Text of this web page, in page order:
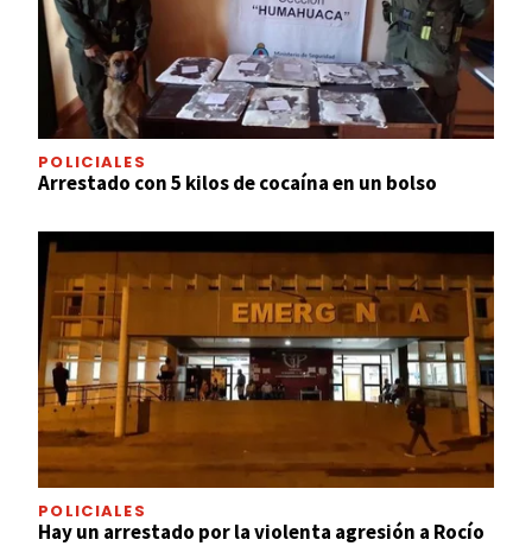
POLICIALES
Arrestado con 5 kilos de cocaína en un bolso
POLICIALES
Hay un arrestado por la violenta agresión a Rocío